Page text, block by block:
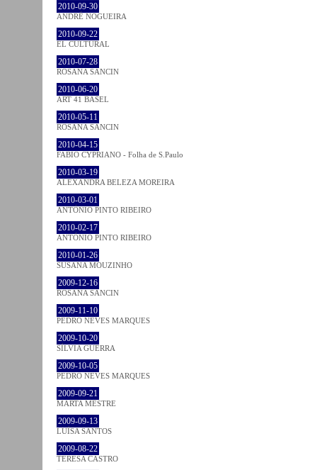
2010-09-30
ANDRÉ NOGUEIRA
2010-09-22
EL CULTURAL
2010-07-28
ROSANA SANCIN
2010-06-20
ART 41 BASEL
2010-05-11
ROSANA SANCIN
2010-04-15
FABIO CYPRIANO - Folha de S.Paulo
2010-03-19
ALEXANDRA BELEZA MOREIRA
2010-03-01
ANTÓNIO PINTO RIBEIRO
2010-02-17
ANTÓNIO PINTO RIBEIRO
2010-01-26
SUSANA MOUZINHO
2009-12-16
ROSANA SANCIN
2009-11-10
PEDRO NEVES MARQUES
2009-10-20
SÍLVIA GUERRA
2009-10-05
PEDRO NEVES MARQUES
2009-09-21
MARTA MESTRE
2009-09-13
LUÍSA SANTOS
2009-08-22
TERESA CASTRO